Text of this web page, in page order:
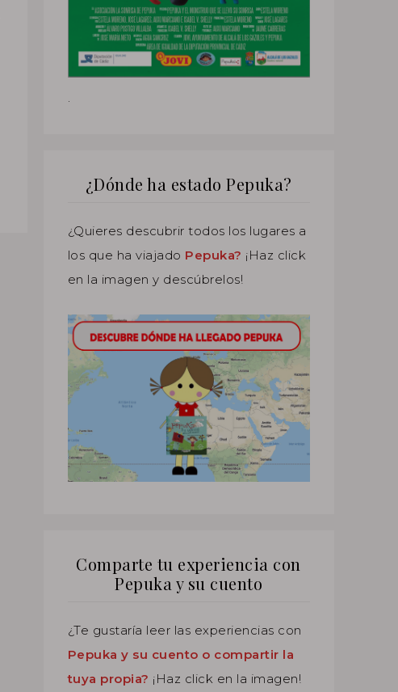
.
¿Dónde ha estado Pepuka?
¿Quieres descubrir todos los lugares a
los que ha viajado Pepuka? ¡Haz click
en la imagen y descúbrelos!
Comparte tu experiencia con
Pepuka y su cuento
¿Te gustaría leer las experiencias con
Pepuka y su cuento o compartir la
tuya propia? ¡Haz click en la imagen!